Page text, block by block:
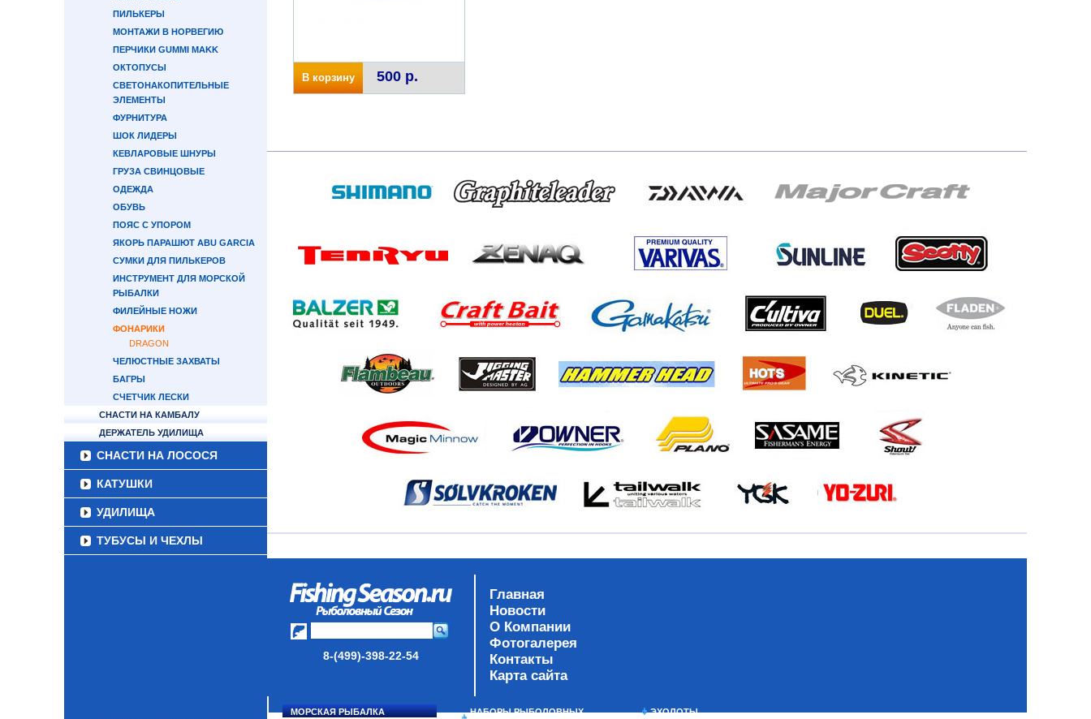
ПИЛЬКЕРЫ
МОНТАЖИ В НОРВЕГИЮ
ПЕРЧИКИ GUMMI MAKK
ОКТОПУСЫ
СВЕТОНАКОПИТЕЛЬНЫЕ
ЭЛЕМЕНТЫ
ФУРНИТУРА
ШОК ЛИДЕРЫ
КЕВЛАРОВЫЕ ШНУРЫ
ГРУЗА СВИНЦОВЫЕ
ОДЕЖДА
ОБУВЬ
ПОЯС С УПОРОМ
ЯКОРЬ ПАРАШЮТ ABU GARCIA
СУМКИ ДЛЯ ПИЛЬКЕРОВ
ИНСТРУМЕНТ ДЛЯ МОРСКОЙ
РЫБАЛКИ
ФИЛЕЙНЫЕ НОЖИ
ФОНАРИКИ
DRAGON
ЧЕЛЮСТНЫЕ ЗАХВАТЫ
БАГРЫ
СЧЕТЧИК ЛЕСКИ
СНАСТИ НА КАМБАЛУ
ДЕРЖАТЕЛЬ УДИЛИЩА
СНАСТИ НА ЛОСОСЯ
КАТУШКИ
УДИЛИЩА
ТУБУСЫ И ЧЕХЛЫ
В корзину 500 р.
8-(499)-398-22-54
Главная
Новости
О Компании
Фотогалерея
Контакты
Карта сайта
МОРСКАЯ РЫБАЛКА
НАБОРЫ РЫБОЛОВНЫХ
ЭХОЛОТЫ